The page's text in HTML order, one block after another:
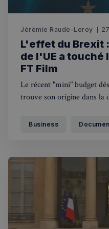
Recherche ✨ Chatbot
Rechercher dans
RECHERCHES POPULAIRES
Visites guidées
Jérémie Raude-Leroy
L'effet du Brexit
de l'UE a touché
FT Film
Le récent "mini" budget
trouve son origine dans la
été masqués par la
Business